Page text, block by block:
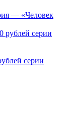
— «Человек
серии